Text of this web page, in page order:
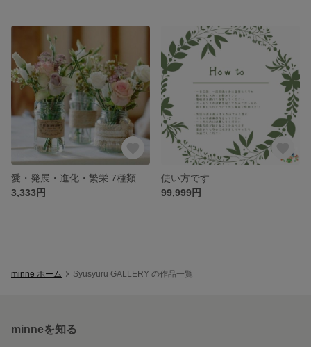
3,333円
使い方です
99,999円
minne ホーム Syusyuru GALLERY の作品一覧
minneを知る